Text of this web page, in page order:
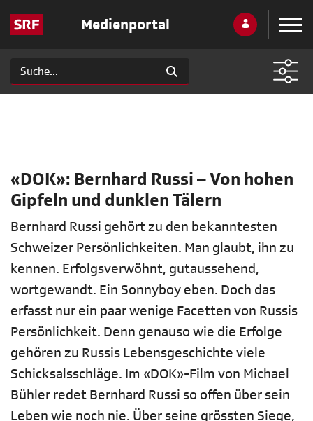
Medienportal
«DOK»: Bernhard Russi – Von hohen
Gipfeln und dunklen Tälern
Bernhard Russi gehört zu den bekanntesten
Schweizer Persönlichkeiten. Man glaubt, ihn zu
kennen. Erfolgsverwöhnt, gutaussehend,
wortgewandt. Ein Sonnyboy eben. Doch das
erfasst nur ein paar wenige Facetten von Russis
Persönlichkeit. Denn genauso wie die Erfolge
gehören zu Russis Lebensgeschichte viele
Schicksalsschläge. Im «DOK»-Film von Michael
Bühler redet Bernhard Russi so offen über sein
Leben wie noch nie. Über seine grössten Siege,